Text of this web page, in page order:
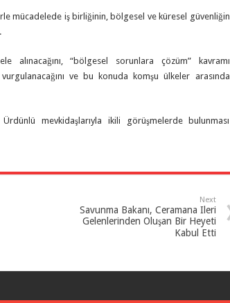
mücadelede iş birliğinin, bölgesel ve küresel güvenliğin
alınacağını, “bölgesel sorunlara çözüm” kavramı
ve bu konuda komşu ülkeler arasında
mevkidaşlarıyla ikili görüşmelerde bulunması
Next
Savunma Bakanı, Ceramana Ileri
Gelenlerinden Oluşan Bir Heyeti
Kabul Etti